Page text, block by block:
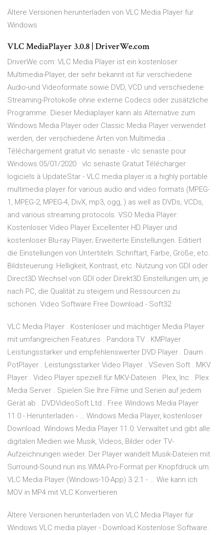
Ältere Versionen herunterladen von VLC Media Player für
Windows
VLC MediaPlayer 3.0.8 | DriverWe.com
DriverWe.com: VLC Media Player ist ein kostenloser
Multimedia-Player, der sehr bekannt ist für verschiedene
Audio-und Videoformate sowie DVD, VCD und verschiedene
Streaming-Protokolle ohne externe Codecs oder zusätzliche
Programme. Dieser Mediaplayer kann als Alternative zum
Windows Media Player oder Classic Media Player verwendet
werden, der verschiedene Arten von Multimedia …
Téléchargement gratuit vlc senaste - vlc senaste pour
Windows 05/01/2020 · vlc senaste Gratuit Télécharger
logiciels à UpdateStar - VLC media player is a highly portable
multimedia player for various audio and video formats (MPEG-
1, MPEG-2, MPEG-4, DivX, mp3, ogg, ) as well as DVDs, VCDs,
and various streaming protocols. VSO Media Player:
Kostenloser Video Player Excellenter HD Player und
kostenloser Blu-ray Player; Erweiterte Einstellungen. Editiert
die Einstellungen von Untertiteln: Schriftart, Farbe, Größe, etc.
Bildsteuerung: Helligkeit, Kontrast, etc. Nutzung von GDI oder
Direct3D Wechsel von GDI oder Direkt3D Einstellungen um, je
nach PC, die Qualität zu steigern und Ressourcen zu
schonen. Video Software Free Download - Soft32
VLC Media Player . Kostenloser und mächtiger Media Player
mit umfangreichen Features . Pandora TV . KMPlayer .
Leistungsstarker und empfehlenswerter DVD Player . Daum .
PotPlayer . Leistungsstarker Video Player . VSeven Soft . MKV
Player . Video Player speziell für MKV-Dateien . Plex, Inc . Plex
Media Server . Spielen Sie Ihre Filme und Serien auf jedem
Gerät ab . DVDVideoSoft Ltd . Free Windows Media Player
11.0 - Herunterladen - … Windows Media Player, kostenloser
Download. Windows Media Player 11.0: Verwaltet und gibt alle
digitalen Medien wie Musik, Videos, Bilder oder TV-
Aufzeichnungen wieder. Der Player wandelt Musik-Dateien mit
Surround-Sound nun ins WMA-Pro-Format per Knopfdruck um.
VLC Media Player (Windows-10-App) 3.2.1 - … Wie kann ich
MOV in MP4 mit VLC Konvertieren
Ältere Versionen herunterladen von VLC Media Player für
Windows VLC media player - Download Kostenlose Software.